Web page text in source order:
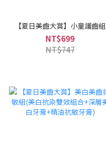
【夏日美齒大賞】小童護齒組
NT$699
NT$747